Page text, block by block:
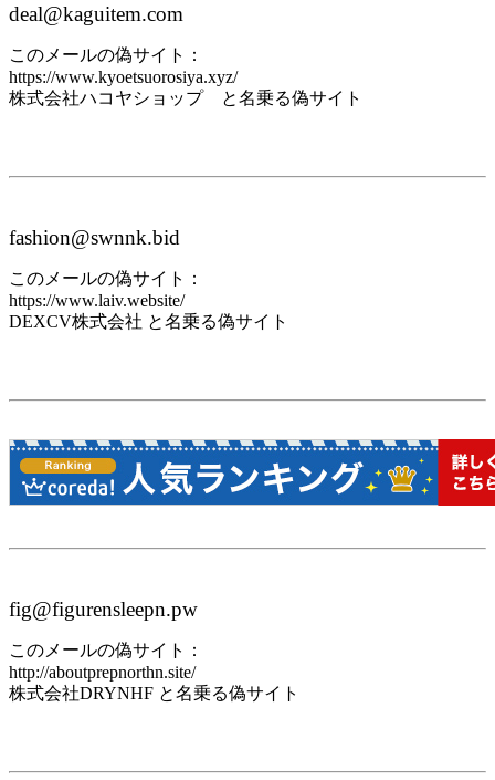
deal@kaguitem.com
このメールの偽サイト：
https://www.kyoetsuorosiya.xyz/
株式会社ハコヤショップ と名乗る偽サイト
fashion@swnnk.bid
このメールの偽サイト：
https://www.laiv.website/
DEXCV株式会社 と名乗る偽サイト
fig@figurensleepn.pw
このメールの偽サイト：
http://aboutprepnorthn.site/
株式会社DRYNHF と名乗る偽サイト